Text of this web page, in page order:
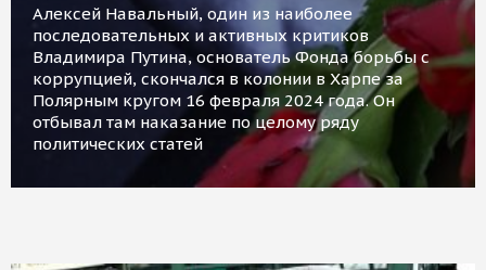
Алексей Навальный, один из наиболее
последовательных и активных критиков
Владимира Путина, основатель Фонда борьбы с
коррупцией, скончался в колонии в Харпе за
Полярным кругом 16 февраля 2024 года. Он
отбывал там наказание по целому ряду
политических статей